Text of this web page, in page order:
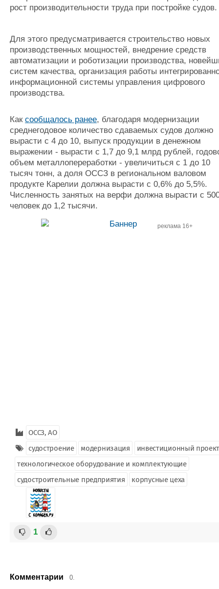
рост производительности труда при постройке судов.
Для этого предусматривается строительство новых
производственных мощностей, внедрение средств
автоматизации и роботизации производства,
систем качества, организация работы
информационной системы управления цифрового
производства.
Как сообщалось ранее, благодаря модернизации
среднегодовое количество сдаваемых судов должно
вырасти с 4 до 10, выпуск продукции в денежном
выражении - вырасти с 1,7 до 9,1 млрд рублей,
объем металлопереработки - увеличиться с 1 до 10
тысяч тонн, а доля ОССЗ в региональном валовом
продукте Карелии должна вырасти с 0,6% до 5,5%.
Численность занятых на верфи должна вырасти с
человек до 1,2 тысячи.
реклама 16+
ОССЗ, АО
судостроение
модернизация
инвестиционный
технологическое оборудование и комплектующие
судостроительные предприятия
корпусные цеха
1
Комментарии 0.